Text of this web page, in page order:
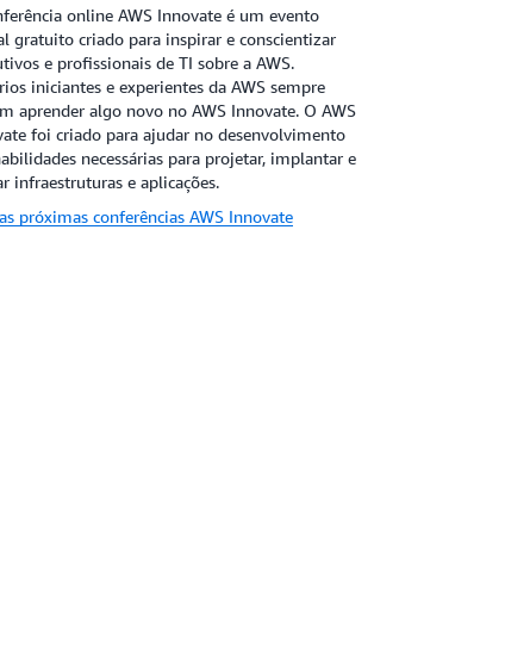
online AWS Innovate é um evento
gratuito criado para inspirar e conscientizar
e profissionais de TI sobre a AWS.
iniciantes e experientes da AWS sempre
aprender algo novo no AWS Innovate. O AWS
foi criado para ajudar no desenvolvimento
necessárias para projetar, implantar e
infraestruturas e aplicações.
próximas conferências AWS Innovate